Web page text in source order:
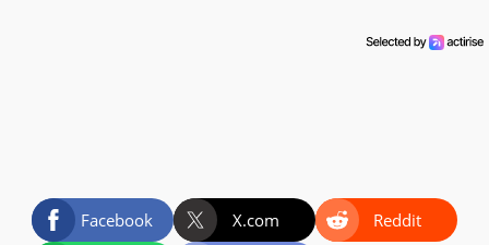
Facebook X.com
Reddit